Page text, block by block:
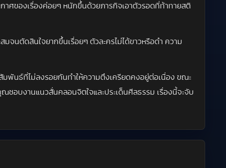
าศของเรื่องค่อยๆ หนักขึ้นด้วยภารกิจเอาตัวรอดที่ท้าทายสติ
จนตัดสินใจยากขึ้นเรื่อยๆ ตัวละครไม่ได้ขาวหรือดำ ความ
มพันธ์ที่ไม่ลงรอยกันทำให้ความตึงเครียดคงอยู่ต่อเนื่อง ขณะ
อบงานแนวสั่นคลอนจิตใจและประเด็นศีลธรรม เรื่องนี้จะจับ